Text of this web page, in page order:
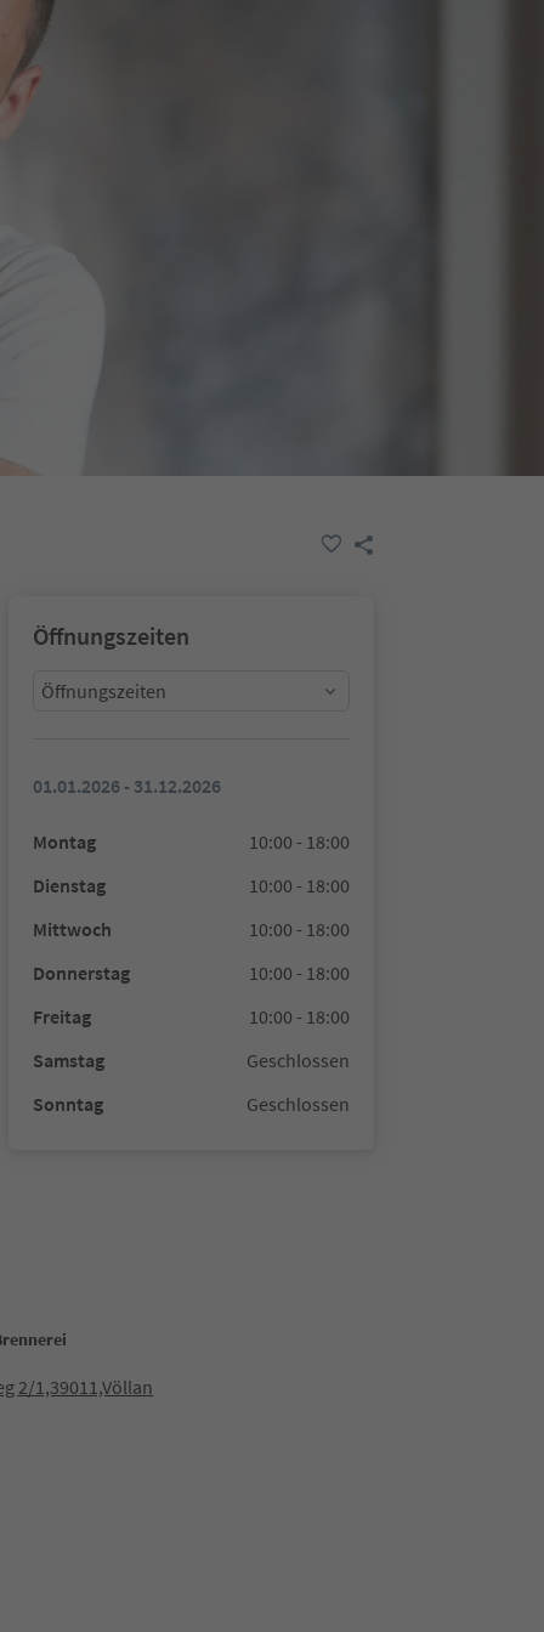
Öffnungszeiten
Öffnungszeiten
01.01.2026 - 31.12.2026
Montag
10:00 - 18:00
Dienstag
10:00 - 18:00
Mittwoch
10:00 - 18:00
Donnerstag
10:00 - 18:00
Freitag
10:00 - 18:00
Samstag
Geschlossen
Sonntag
Geschlossen
2/1,39011,Völlan